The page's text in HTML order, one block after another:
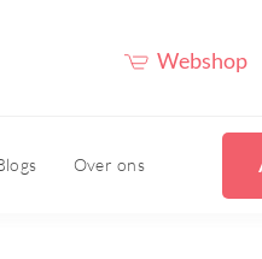
Webshop
Over ons